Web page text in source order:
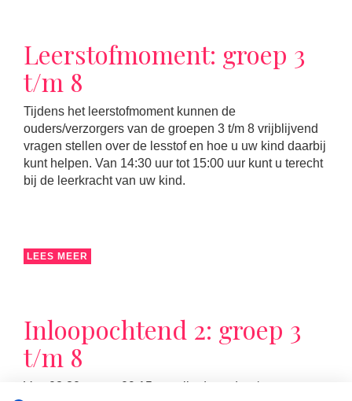
Leerstofmoment: groep 3
t/m 8
Tijdens het leerstofmoment kunnen de
ouders/verzorgers van de groepen 3 t/m 8 vrijblijvend
vragen stellen over de lesstof en hoe u uw kind daarbij
kunt helpen. Van 14:30 uur tot 15:00 uur kunt u terecht
bij de leerkracht van uw kind.
LEES MEER
Inloopochtend 2: groep 3
t/m 8
Van 08:30 uur tot 09:15 uur zijn de ouders/verzorgers